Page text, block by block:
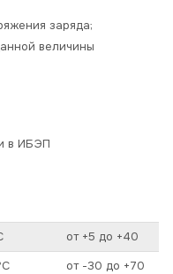
заряда;
величины
в ИБЭП
от +5 до +40
от -30 до +70